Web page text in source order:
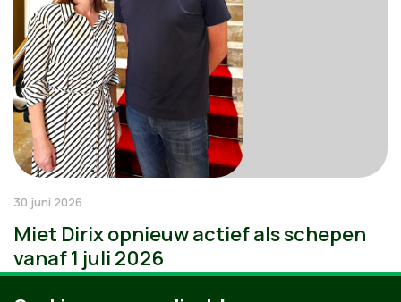
30 juni 2026
Miet Dirix opnieuw actief als schepen
vanaf 1 juli 2026